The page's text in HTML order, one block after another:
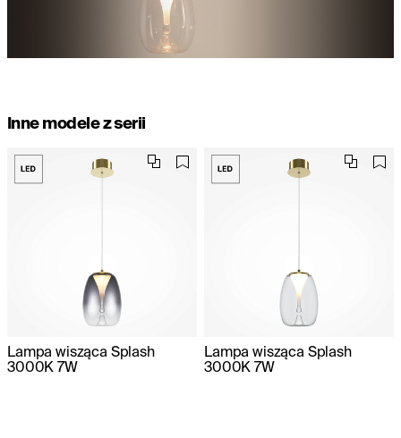
Inne modele z serii
Lampa wisząca Splash
3000K 7W
Lampa wisząca Splash
3000K 7W